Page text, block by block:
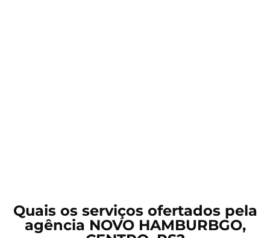
Quais os serviços ofertados pela
agência NOVO HAMBURBGO,